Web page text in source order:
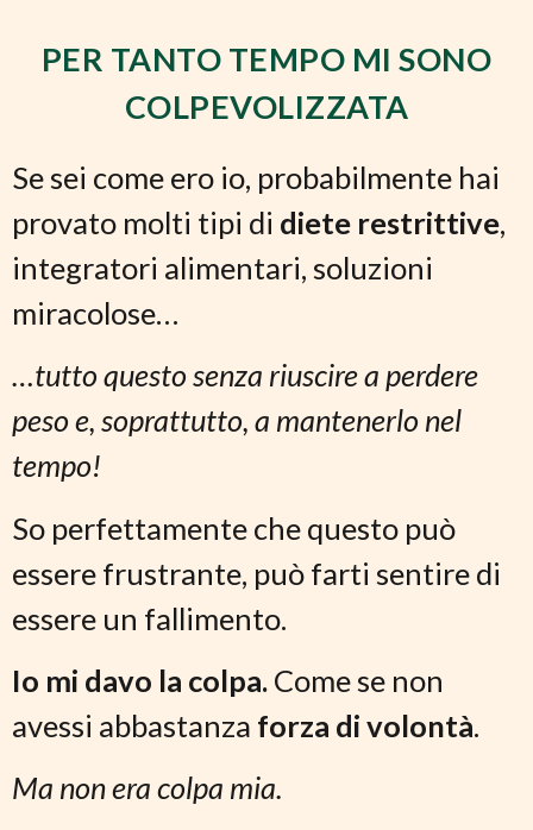
PER TANTO TEMPO MI SONO
COLPEVOLIZZATA
Se sei come ero io, probabilmente hai
provato molti tipi di diete restrittive,
integratori alimentari, soluzioni
miracolose…
…tutto questo senza riuscire a perdere
peso e, soprattutto, a mantenerlo nel
tempo!
So perfettamente che questo può
essere frustrante, può farti sentire di
essere un fallimento.
Io mi davo la colpa. Come se non
avessi abbastanza forza di volontà.
Ma non era colpa mia.